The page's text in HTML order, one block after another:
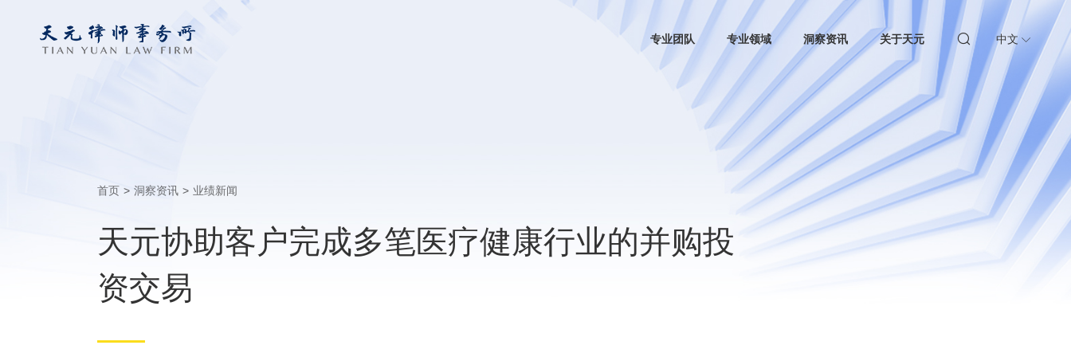
专业团队 专业领域 洞察资讯 关于天元 中文
首页 > 洞察资讯 > 业绩新闻
天元协助客户完成多笔医疗健康行业的并购投
资交易